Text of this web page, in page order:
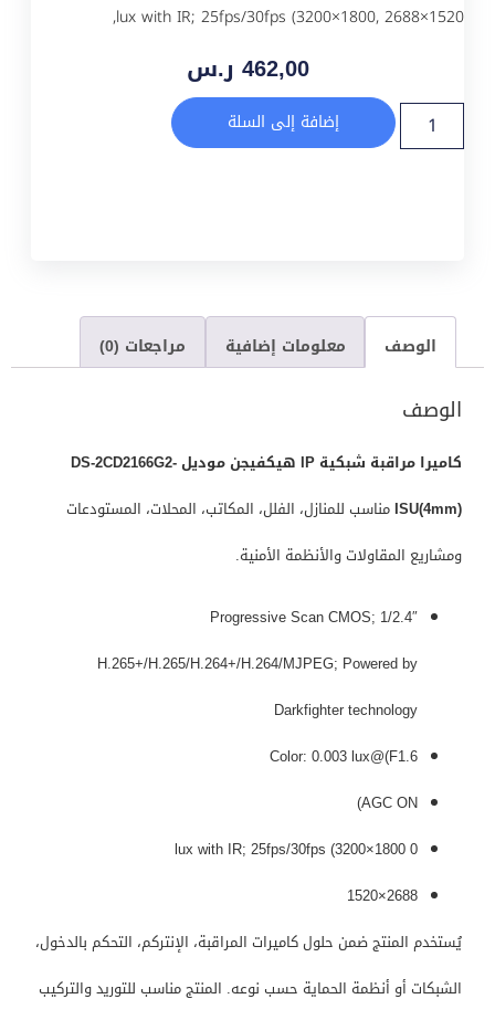
lux with IR; 25fps/30fps (3200×1800, 2688×1520,
462,00 ر.س
إضافة إلى السلة
الوصف معلومات إضافية مراجعات (0)
الوصف
كاميرا مراقبة شبكية IP هيكفيجن موديل DS-2CD2166G2-
ISU(4mm)مناسب للمنازل، الفلل، المكاتب، المحلات، المستودعات
ومشاريع المقاولات والأنظمة الأمنية.
1/2.4″ Progressive Scan CMOS;
H.265+/H.265/H.264+/H.264/MJPEG; Powered by
Darkfighter technology
Color: 0.003 lux@(F1.6
AGC ON)
0 lux with IR; 25fps/30fps (3200×1800
2688×1520
يُستخدم المنتج ضمن حلول كاميرات المراقبة، الإنتركم، التحكم بالدخول،
الشبكات أو أنظمة الحماية حسب نوعه. المنتج مناسب للتوريد والتركيب